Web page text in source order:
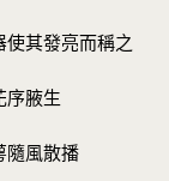
其發亮而稱之
序腋生
隨風散播